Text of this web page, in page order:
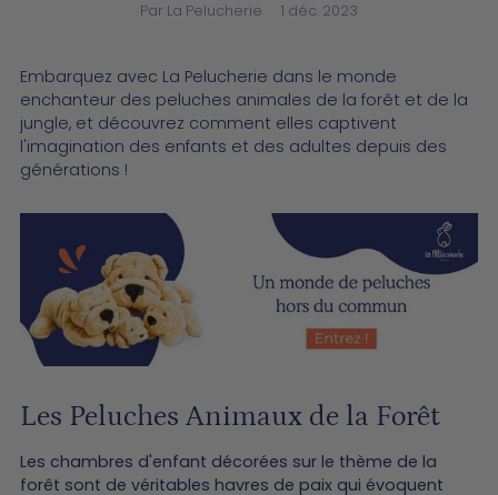
Par La Pelucherie 1 déc. 2023
Embarquez avec La Pelucherie dans le monde
enchanteur des peluches animales de la forêt et de la
jungle, et découvrez comment elles captivent
l'imagination des enfants et des adultes depuis des
générations !
Les Peluches Animaux de la Forêt
Les chambres d'enfant décorées sur le thème de la
forêt sont de véritables havres de paix qui évoquent